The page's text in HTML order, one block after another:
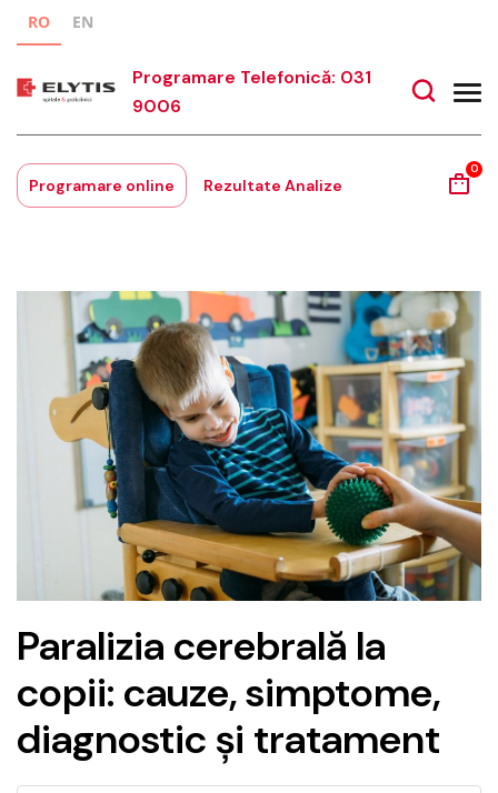
RO EN
Programare Telefonică: 031
9006
Programare online Rezultate Analize
0
Paralizia cerebrală la
copii: cauze, simptome,
diagnostic și tratament